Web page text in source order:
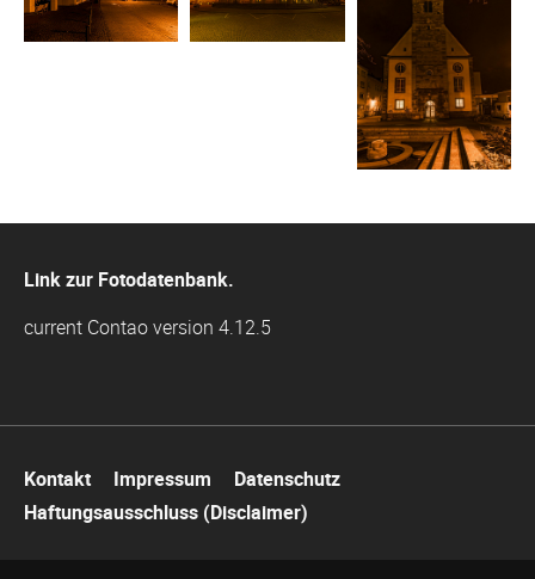
Link zur Fotodatenbank.
current Contao version 4.12.5
überspringen
Kontakt Impressum
Datenschutz
Haftungsausschluss (Disclaimer)